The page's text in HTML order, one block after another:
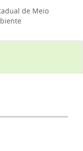
de Meio